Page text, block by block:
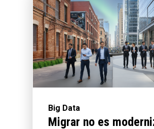
Big Data
Migrar no es